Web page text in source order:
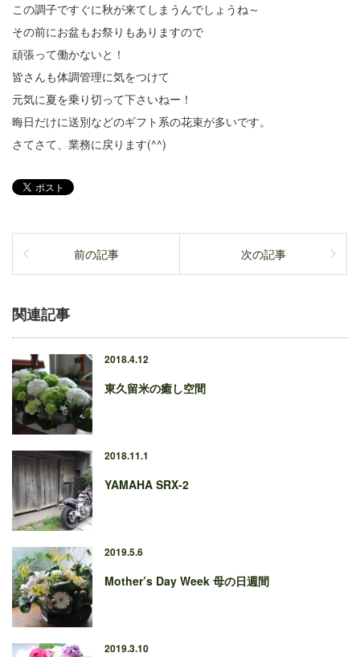
この調子ですぐに秋が来てしまうんでしょうね～
その前にお盆もお祭りもありますので
頑張って働かないと！
皆さんも体調管理に気をつけて
元気に夏を乗り切って下さいねー！
晦日だけに送別などのギフト系の花束が多いです。
さてさて、業務に戻ります(^^)
前の記事 次の記事
関連記事
2018.4.12
東久留米の癒し空間
2018.11.1
YAMAHA SRX-2
2019.5.6
Mother’s Day Week 母の日週間
2019.3.10